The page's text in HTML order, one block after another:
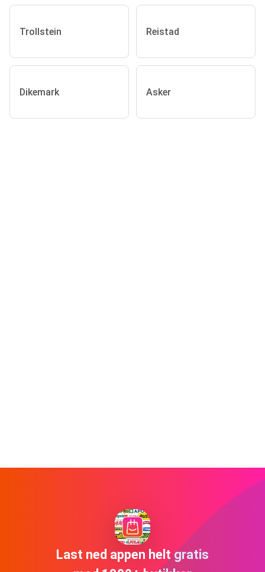
Trollstein Reistad
Dikemark Asker
Last ned appen helt gratis